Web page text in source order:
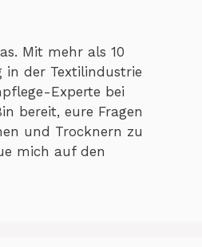
Mit mehr als 10
in der Textilindustrie
Experte bei
bereit, eure Fragen
und Trocknern zu
mich auf den